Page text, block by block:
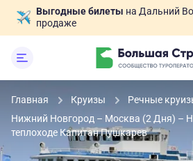
Выгодные билеты на Дальний
продаже
Главная Круизы
Речные
Нижний Новгород – Москва (2 Дня) –
теплоходе Капитан Пушкарев